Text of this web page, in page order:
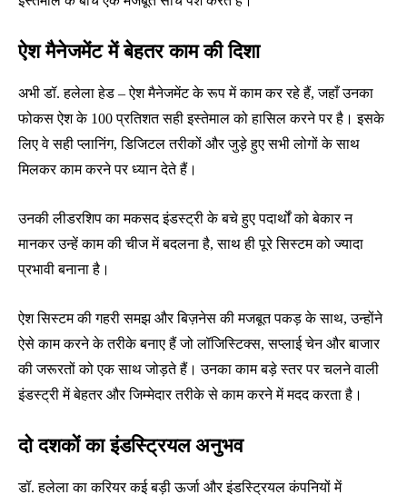
ऐश मैनेजमेंट में बेहतर काम की दिशा
अभी डॉ. हलेला हेड – ऐश मैनेजमेंट के रूप में काम कर रहे हैं, जहाँ उनका
फोकस ऐश के 100 प्रतिशत सही इस्तेमाल को हासिल करने पर है। इसके
लिए वे सही प्लानिंग, डिजिटल तरीकों और जुड़े हुए सभी लोगों के साथ
मिलकर काम करने पर ध्यान देते हैं।
उनकी लीडरशिप का मकसद इंडस्ट्री के बचे हुए पदार्थों को बेकार न
मानकर उन्हें काम की चीज में बदलना है, साथ ही पूरे सिस्टम को ज्यादा
प्रभावी बनाना है।
ऐश सिस्टम की गहरी समझ और बिज़नेस की मजबूत पकड़ के साथ, उन्होंने
ऐसे काम करने के तरीके बनाए हैं जो लॉजिस्टिक्स, सप्लाई चेन और बाजार
की जरूरतों को एक साथ जोड़ते हैं। उनका काम बड़े स्तर पर चलने वाली
इंडस्ट्री में बेहतर और जिम्मेदार तरीके से काम करने में मदद करता है।
दो दशकों का इंडस्ट्रियल अनुभव
डॉ. हलेला का करियर कई बड़ी ऊर्जा और इंडस्ट्रियल कंपनियों में